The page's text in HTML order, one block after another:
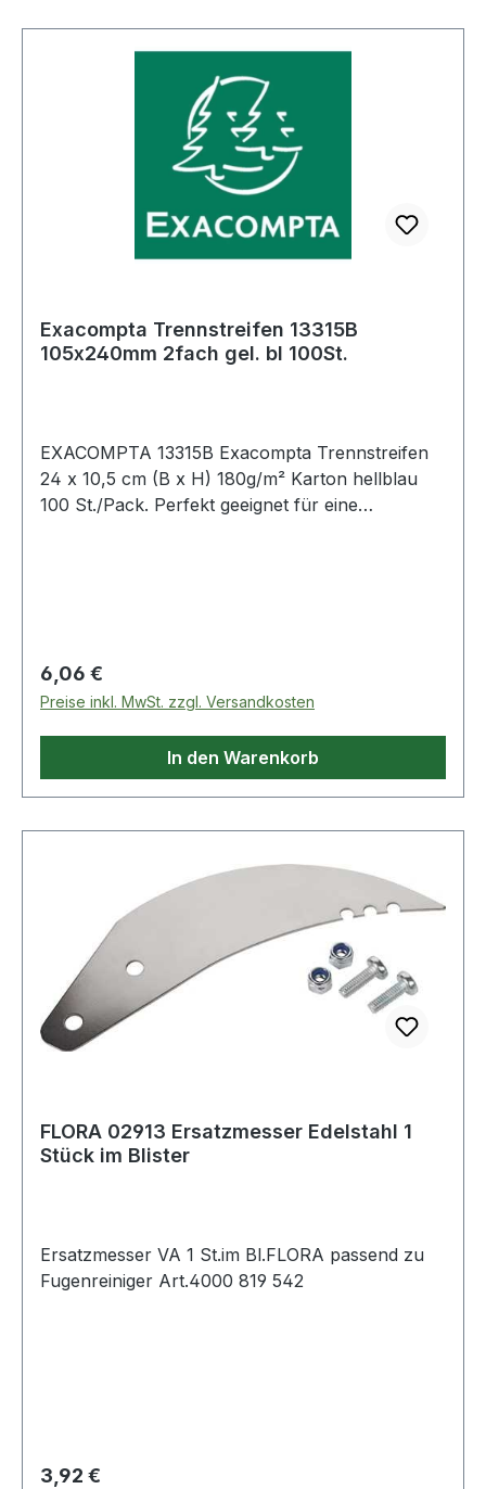
Exacompta Trennstreifen 13315B
105x240mm 2fach gel. bl 100St.
EXACOMPTA 13315B Exacompta Trennstreifen
24 x 10,5 cm (B x H) 180g/m² Karton hellblau
100 St./Pack. Perfekt geeignet für eine
Regulärer Preis:
6,06 €
Preise inkl. MwSt. zzgl. Versandkosten
In den Warenkorb
FLORA 02913 Ersatzmesser Edelstahl 1
Stück im Blister
Ersatzmesser VA 1 St.im Bl.FLORA passend zu
Fugenreiniger Art.4000 819 542
Regulärer Preis:
3,92 €